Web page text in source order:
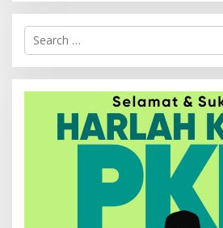
Search
for: